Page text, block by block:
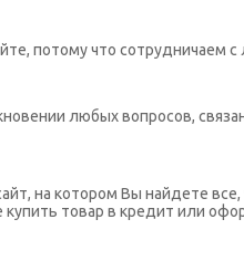
потому что
любых вопросов,
на котором Вы найдете
товар в кредит или